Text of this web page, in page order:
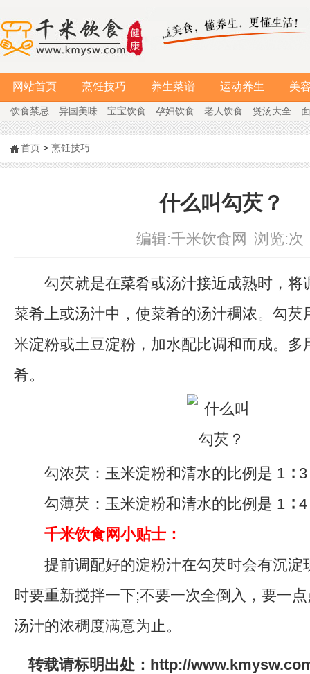
网站首页 烹饪技巧 养生菜谱 运动养生 美
饮食禁忌 异国美味 宝宝饮食 孕妇饮食 老人饮食 煲汤大全
首页 > 烹饪技巧
什么叫勾芡？
编辑:千米饮食网 浏览:次
勾芡就是在菜肴或汤汁接近成熟时，将
菜肴上或汤汁中，使菜肴的汤汁稠浓。勾芡
米淀粉或土豆淀粉，加水配比调和而成。多
肴。
勾浓芡：玉米淀粉和清水的比例是 1 ∶ 3
勾薄芡：玉米淀粉和清水的比例是 1 ∶ 4
千米饮食网小贴士：
提前调配好的淀粉汁在勾芡时会有沉淀
时要重新搅拌一下;不要一次全倒入，要一
汤汁的浓稠度满意为止。
转载请标明出处：http://